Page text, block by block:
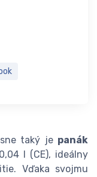
taký je panák
l (CE), ideálny
Vďaka svojmu